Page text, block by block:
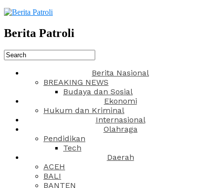
Berita Patroli
Berita Nasional
BREAKING NEWS
Budaya dan Sosial
Ekonomi
Hukum dan Kriminal
Internasional
Olahraga
Pendidikan
Tech
Daerah
ACEH
BALI
BANTEN